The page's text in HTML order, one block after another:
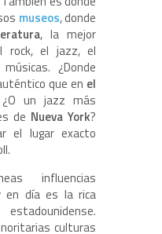
museos, donde
, la mejor
rock, el jazz, el
¿Donde
que en el
un jazz más
de Nueva York?
el lugar exacto
influencias
en día es la rica
culturas